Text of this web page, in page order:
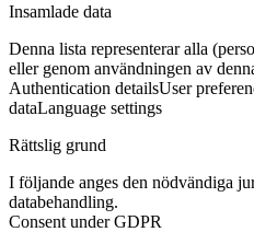
Insamlade data
Denna lista representerar alla
eller genom användningen av
Authentication detailsUser
dataLanguage settings
Rättslig grund
I följande anges den nödvändiga
databehandling.
Consent under GDPR